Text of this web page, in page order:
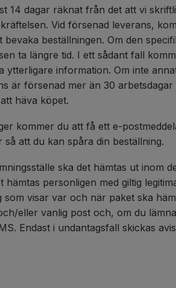
14 dagar räknat från det att vi
Vid försenad leverans,
beställningen. Om den
ta längre tid. I ett sådant fall
ytterligare information. Om inte
är försenad mer än 30 arbetsdagar
häva köpet.
kommer du att få ett e-
att du kan spåra din beställning.
ska det hämtas ut inom
hämtas personligen med giltig
visar var och när paket ska
eller vanlig post och, om du
Endast i undantagsfall skickas